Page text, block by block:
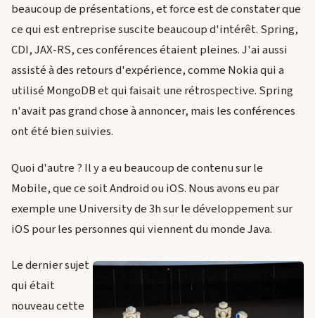
beaucoup de présentations, et force est de constater que
ce qui est entreprise suscite beaucoup d'intérêt. Spring,
CDI, JAX-RS, ces conférences étaient pleines. J'ai aussi
assisté à des retours d'expérience, comme Nokia qui a
utilisé MongoDB et qui faisait une rétrospective. Spring
n'avait pas grand chose à annoncer, mais les conférences
ont été bien suivies.
Quoi d'autre ? Il y a eu beaucoup de contenu sur le
Mobile, que ce soit Android ou iOS. Nous avons eu par
exemple une University de 3h sur le développement sur
iOS pour les personnes qui viennent du monde Java.
Le dernier sujet
qui était
nouveau cette